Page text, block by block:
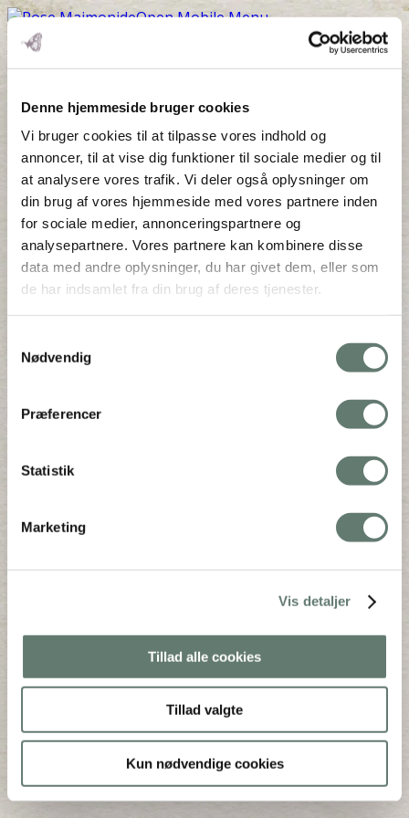
Denne hjemmeside bruger cookies
Vi bruger cookies til at tilpasse vores indhold og
annoncer, til at vise dig funktioner til sociale medier og til
at analysere vores trafik. Vi deler også oplysninger om
din brug af vores hjemmeside med vores partnere inden
for sociale medier, annonceringspartnere og
analysepartnere. Vores partnere kan kombinere disse
data med andre oplysninger, du har givet dem, eller som
de har indsamlet fra din brug af deres tjenester.
Nødvendig
Præferencer
Statistik
Marketing
Vis detaljer
Tillad alle cookies
Tillad valgte
Kun nødvendige cookies
Open Mobile Menu
bgg
Downloads :full (2000x2000)|large (980x980)|
medium (300x300)|thumbnail (150x150)
rose@rosemaimonide.com |
Handelsbetingelser
Copyright 2026 – Rose Maimonide. All Rights